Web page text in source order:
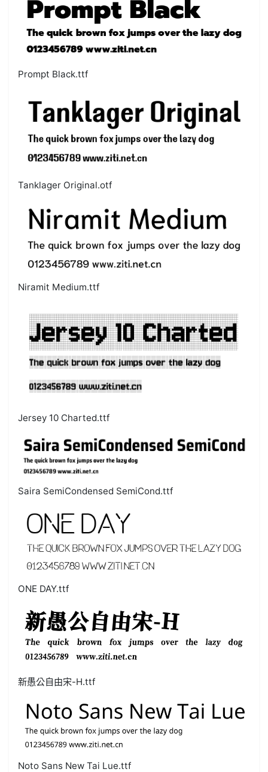
Prompt Black.ttf
Tanklager Original.otf
Niramit Medium.ttf
Jersey 10 Charted.ttf
Saira SemiCondensed SemiCond.ttf
ONE DAY.ttf
新愚公自由宋-H.ttf
Noto Sans New Tai Lue.ttf